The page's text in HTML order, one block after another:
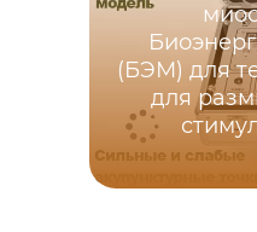
(БЭМ) для
для